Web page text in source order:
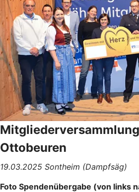
Ottobeuren
19.03.2025 Sontheim (Dampfsäg)
Foto Spendenübergabe (von links